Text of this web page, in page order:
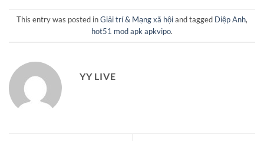
This entry was posted inGiải trí & Mạng xã hộiand tagged Diệp Anh,
hot51 mod apk apkvipo.
YY LIVE